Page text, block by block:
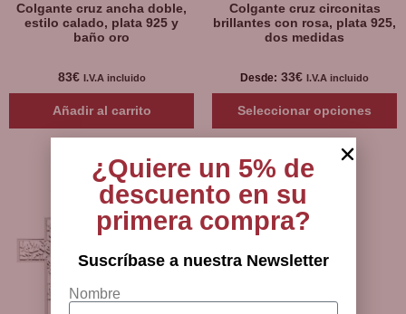
Colgante cruz ancha doble,
estilo calado, plata 925 y
baño oro
83€ I.V.A incluido
Añadir al carrito
Colgante cruz circonitas
brillantes con rosa, plata 925,
dos medidas
Desde: 33€ I.V.A incluido
Seleccionar opciones
¿Quiere un 5% de
descuento en su
primera compra?
Suscríbase a nuestra Newsletter
Nombre